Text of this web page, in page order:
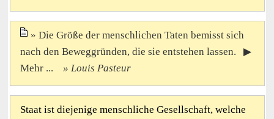
Die Größe der menschlichen Taten bemisst sich
nach den Beweggründen, die sie entstehen lassen. ▶
Mehr ...
Louis Pasteur
Staat ist diejenige menschliche Gesellschaft, welche